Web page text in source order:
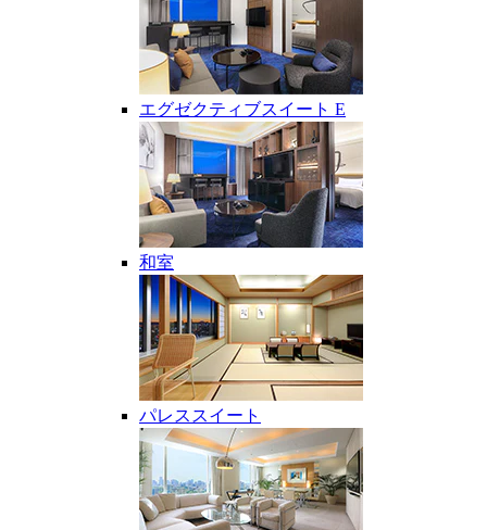
エグゼクティブスイート E
和室
パレススイート